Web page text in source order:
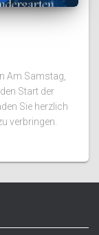
Am Samstag,
Start der
Sie herzlich
verbringen.